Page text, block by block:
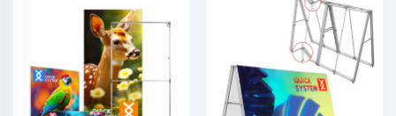
เมตร
เมตร